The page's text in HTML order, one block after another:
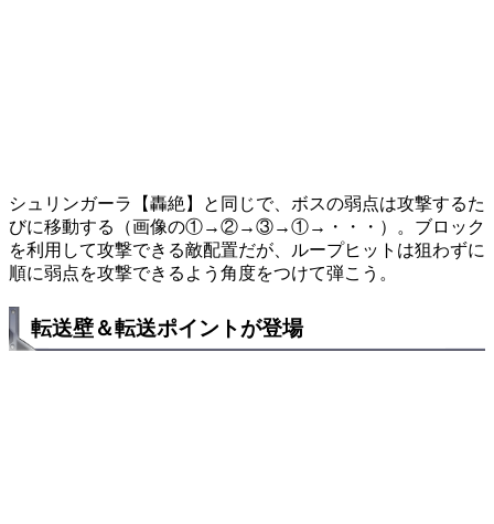
シュリンガーラ【轟絶】と同じで、ボスの弱点は攻撃するた
びに移動する（画像の①→②→③→①→・・・）。ブロック
を利用して攻撃できる敵配置だが、ループヒットは狙わずに
順に弱点を攻撃できるよう角度をつけて弾こう。
転送壁＆転送ポイントが登場